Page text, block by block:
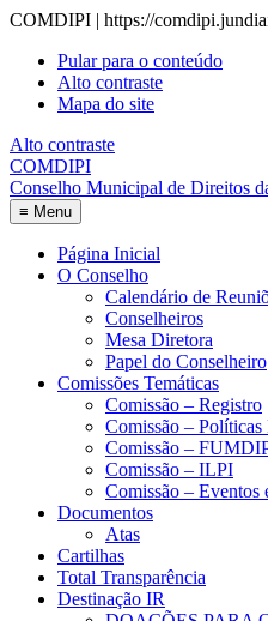
COMDIPI | https://
Pular para o conteúdo
Alto contraste
Mapa do site
Alto contraste
COMDIPI
Conselho Municipal de Direitos
≡ Menu
Página Inicial
O Conselho
Calendário de
Conselheiros
Mesa Diretora
Papel do Conselheiro
Comissões Temáticas
Comissão – Registro
Comissão –
Comissão –
Comissão – ILPI
Comissão – Eventos
Documentos
Atas
Cartilhas
Total Transparência
Destinação IR